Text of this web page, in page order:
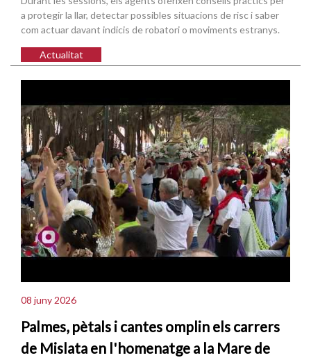
a protegir la llar, detectar possibles situacions de risc i saber
com actuar davant indicis de robatori o moviments estranys.
Actualitat
08 juny 2026
Palmes, pètals i cantes omplin els carrers
de Mislata en l'homenatge a la Mare de